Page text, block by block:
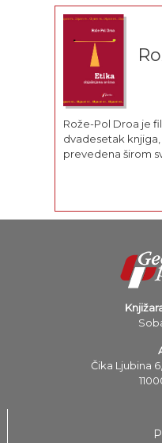
Elizabeta, 1993) i
Rože-Pol Droa je
dvadesetak
prevedena širom
Čika Ljubina